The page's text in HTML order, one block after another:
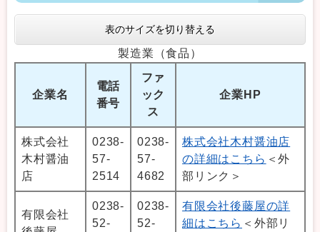
表のサイズを切り替える
製造業（食品）
企業名
電話
番号
ファ
ック
ス
企業HP
株式会社
木村醤油
店
0238-
57-
2514
0238-
57-
4682
株式会社木村醤油店
の詳細はこちら ＜外
部リンク＞
有限会社
0238-
52-
0238-
52-
有限会社後藤屋の詳
細はこちら ＜外部リ